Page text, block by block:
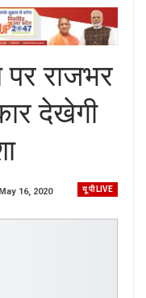
राजभर
देखेगी
यू पी LIVE
May 16, 2020